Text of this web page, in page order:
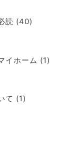
読 (40)
イホーム (1)
て (1)